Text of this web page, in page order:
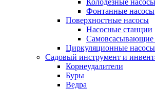
Колодезные насосы
Фонтанные насосы
Поверхностные насосы
Насосные станции
Самовсасывающие
Циркуляционные насосы
Садовый инструмент и
Корнеудалители
Буры
Ведра